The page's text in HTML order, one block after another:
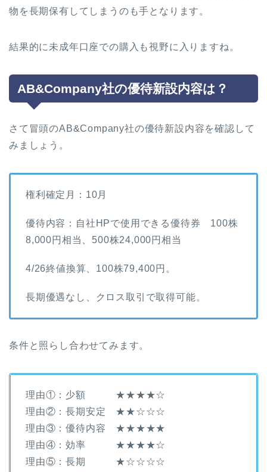
物を長期保有してしまうのも手となります。
結果的に未成年口座での購入も視野に入りますね。
AB&Company社の優待新設内容は？
さて冒頭のAB&Company社の優待新設内容を確認して
みましょう。
権利確定月：10月
優待内容：自社HPで使用できる優待券 100株
8,000円相当、500株24,000円相当
4/26終値換算、100株79,400円。
長期優遇なし、クロス取引で取得可能。
条件と照らし合わせてみます。
理由①：少額 ★★★★☆
理由②：長期安定 ★★☆☆☆
理由③：優待内容 ★★★★★
理由④：効率 ★★★★☆
理由⑤：長期 ★☆☆☆☆